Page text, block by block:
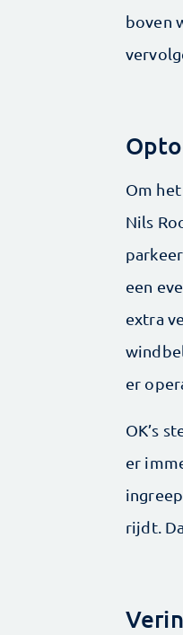
boven
Om
Nils
een
extra
er
OK’s
er
rijdt.